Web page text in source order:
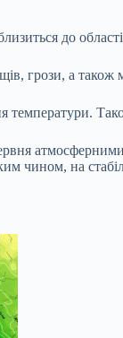
до
грози, а
чином, на